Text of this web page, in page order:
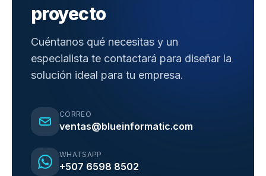
proyecto
Cuéntanos qué necesitas y un
especialista te contactará para diseñar la
solución ideal para tu empresa.
CORREO
ventas@blueinformatic.com
WHATSAPP
+507 6598 8502